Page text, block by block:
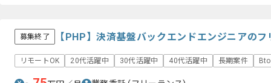
募集終了 【PHP】決済基盤バックエンドエンジニアの
リモートOK 20代活躍中 30代活躍中 40代活躍中 長期案件